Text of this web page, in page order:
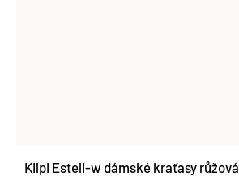
Kilpi Esteli-w dámské kraťasy růžová